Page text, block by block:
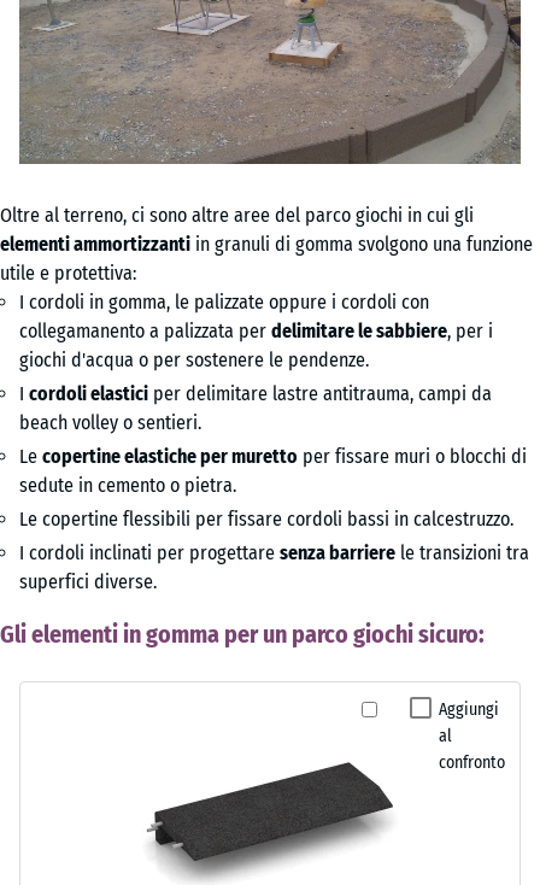
Oltre al terreno, ci sono altre aree del parco giochi in cui gli
elementi ammortizzanti in granuli di gomma svolgono una funzione
utile e protettiva:
I cordoli in gomma, le palizzate oppure i cordoli con
collegamanento a palizzata per delimitare le sabbiere, per i
giochi d'acqua o per sostenere le pendenze.
I cordoli elastici per delimitare lastre antitrauma, campi da
beach volley o sentieri.
Le copertine elastiche per muretto per fissare muri o blocchi di
sedute in cemento o pietra.
Le copertine flessibili per fissare cordoli bassi in calcestruzzo.
I cordoli inclinati per progettare senza barriere le transizioni tra
superfici diverse.
Gli elementi in gomma per un parco giochi sicuro:
Aggiungi
al
confronto